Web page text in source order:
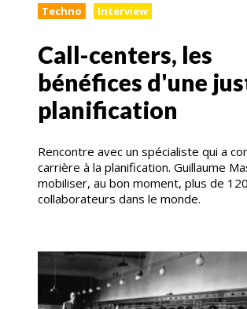
Techno Interview
Call-centers, les
bénéfices d'une
planification
Rencontre avec un spécialiste qui a
carrière à la planification. Guillaume
mobiliser, au bon moment, plus de
collaborateurs dans le monde.